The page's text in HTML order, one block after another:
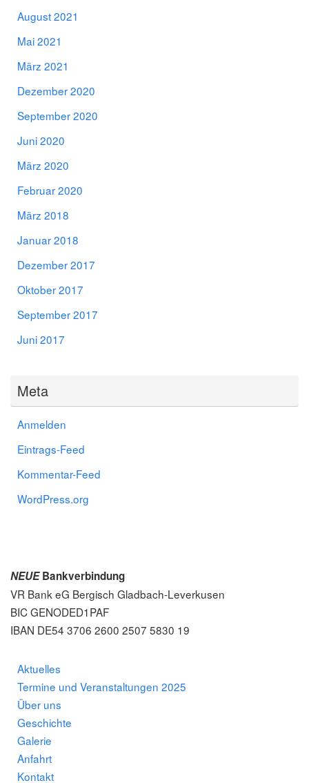
August 2021
Mai 2021
März 2021
Dezember 2020
September 2020
Juni 2020
März 2020
Februar 2020
März 2018
Januar 2018
Dezember 2017
Oktober 2017
September 2017
Juni 2017
Meta
Anmelden
Eintrags-Feed
Kommentar-Feed
WordPress.org
NEUEBankverbindung
VR Bank eG Bergisch Gladbach-Leverkusen
BIC GENODED1PAF
IBAN DE54 3706 2600 2507 5830 19
Aktuelles
Termine und Veranstaltungen 2025
Über uns
Geschichte
Galerie
Anfahrt
Kontakt